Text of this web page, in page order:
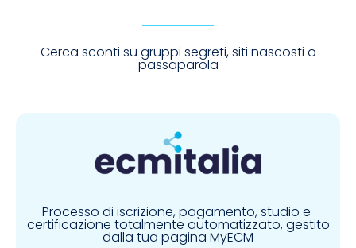
Cerca sconti su gruppi segreti, siti nascosti o
passaparola
Nessun sistema di affiliazione
Processo di iscrizione, pagamento, studio e
certificazione totalmente automatizzato, gestito
dalla tua pagina MyECM